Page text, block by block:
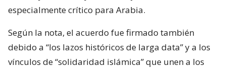
especialmente crítico para Arabia.
Según la nota, el acuerdo fue firmado también
debido a “los lazos históricos de larga data” y a los
vínculos de “solidaridad islámica” que unen a los